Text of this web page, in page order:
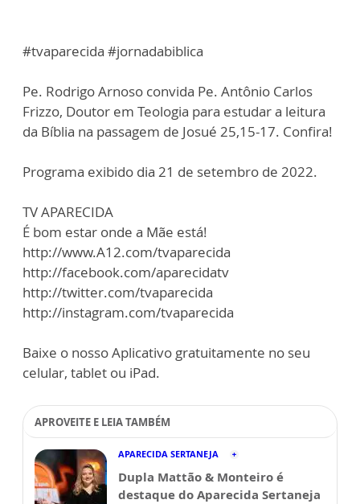
#tvaparecida #jornadabiblica
Pe. Rodrigo Arnoso convida Pe. Antônio Carlos
Frizzo, Doutor em Teologia para estudar a leitura
da Bíblia na passagem de Josué 25,15-17. Confira!
Programa exibido dia 21 de setembro de 2022.
TV APARECIDA
É bom estar onde a Mãe está!
http://www.A12.com/tvaparecida
http://facebook.com/aparecidatv
http://twitter.com/tvaparecida
http://instagram.com/tvaparecida
Baixe o nosso Aplicativo gratuitamente no seu
celular, tablet ou iPad.
APROVEITE E LEIA TAMBÉM
APARECIDA SERTANEJA
Dupla Mattão & Monteiro é
destaque do Aparecida Sertaneja